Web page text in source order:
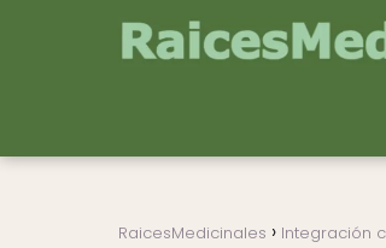
RaicesMedicinales Integración